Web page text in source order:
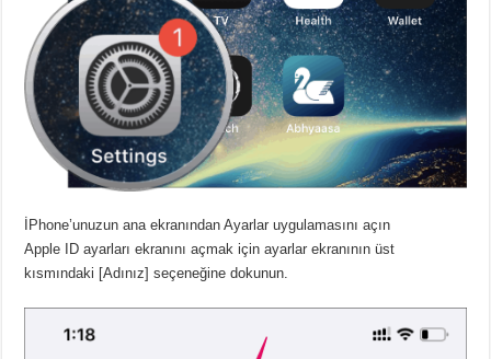
İPhone’unuzun ana ekranından Ayarlar uygulamasını açın
Apple ID ayarları ekranını açmak için ayarlar ekranının üst
kısmındaki [Adınız] seçeneğine dokunun.